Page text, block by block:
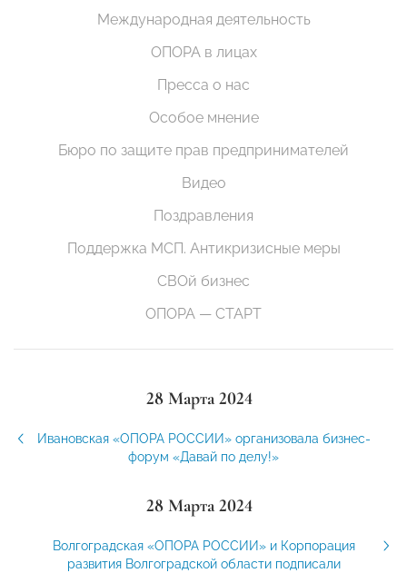
Международная деятельность
ОПОРА в лицах
Пресса о нас
Особое мнение
Бюро по защите прав предпринимателей
Видео
Поздравления
Поддержка МСП. Антикризисные меры
СВОй бизнес
ОПОРА — СТАРТ
28 Марта 2024
Ивановская «ОПОРА РОССИИ» организовала бизнес-
форум «Давай по делу!»
28 Марта 2024
Волгоградская «ОПОРА РОССИИ» и Корпорация
развития Волгоградской области подписали